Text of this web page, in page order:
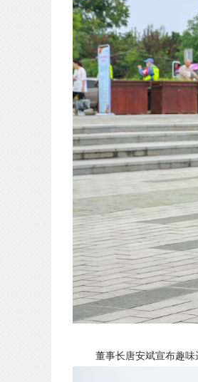
董事长唐安斌宣布趣味运